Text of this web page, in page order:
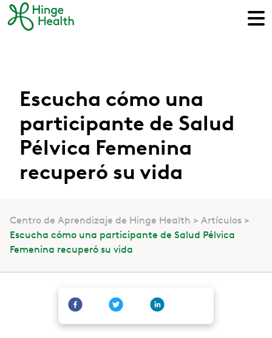
Escucha cómo una
participante de Salud
Pélvica Femenina
recuperó su vida
Centro de Aprendizaje de Hinge Health
Artículos
Escucha cómo una participante de Salud Pélvica
Femenina recuperó su vida